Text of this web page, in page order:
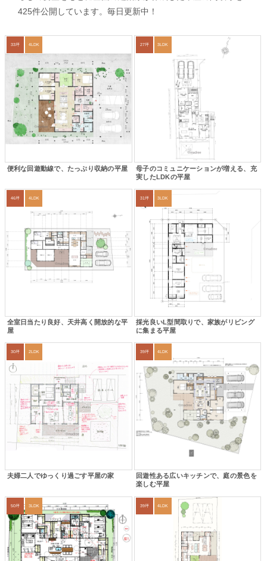
425件公開しています。毎日更新中！
33坪 4LDK
便利な回遊動線で、たっぷり収納の平屋
27坪 3LDK
母子のコミュニケーションが増える、充
実したLDKの平屋
46坪 4LDK
全室日当たり良好、天井高く開放的な平
屋
31坪 3LDK
採光良いL型間取りで、家族がリビング
に集まる平屋
30坪 2LDK
夫婦二人でゆっくり過ごす平屋の家
39坪 4LDK
回遊性ある広いキッチンで、庭の景色を
楽しむ平屋
50坪 3LDK 39坪 4LDK